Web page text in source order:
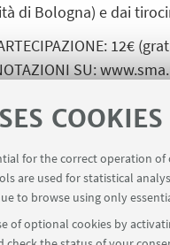
COOKIES
for the correct operation
are used for statistical
to browse using only
of optional cookies by
di Bologna) e dai
12€
SU:
ATTACHMENTS
un passo dalla